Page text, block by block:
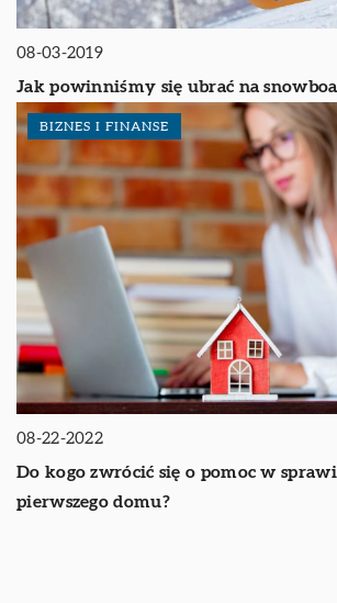
08-03-2019
Jak powinniśmy się ubrać na
BIZNES I FINANSE
08-22-2022
Do kogo zwrócić się o pomoc w
pierwszego domu?